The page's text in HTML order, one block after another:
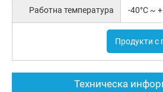
Работна температура -40°C ~
Продукти с
Техническа